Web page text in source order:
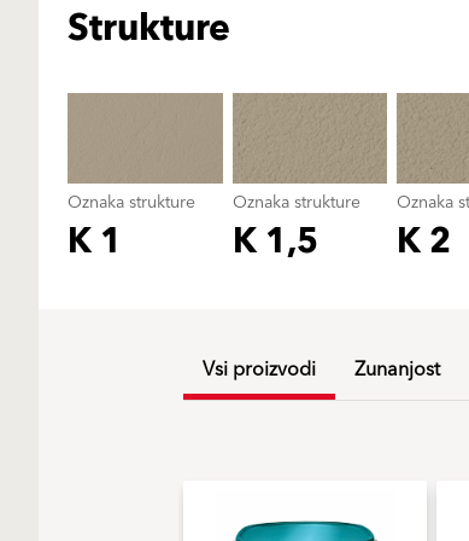
Strukture
Oznaka strukture
K 1
Oznaka strukture
K 1,5
Oznaka
K 2
Vsi proizvodi Zunanjost